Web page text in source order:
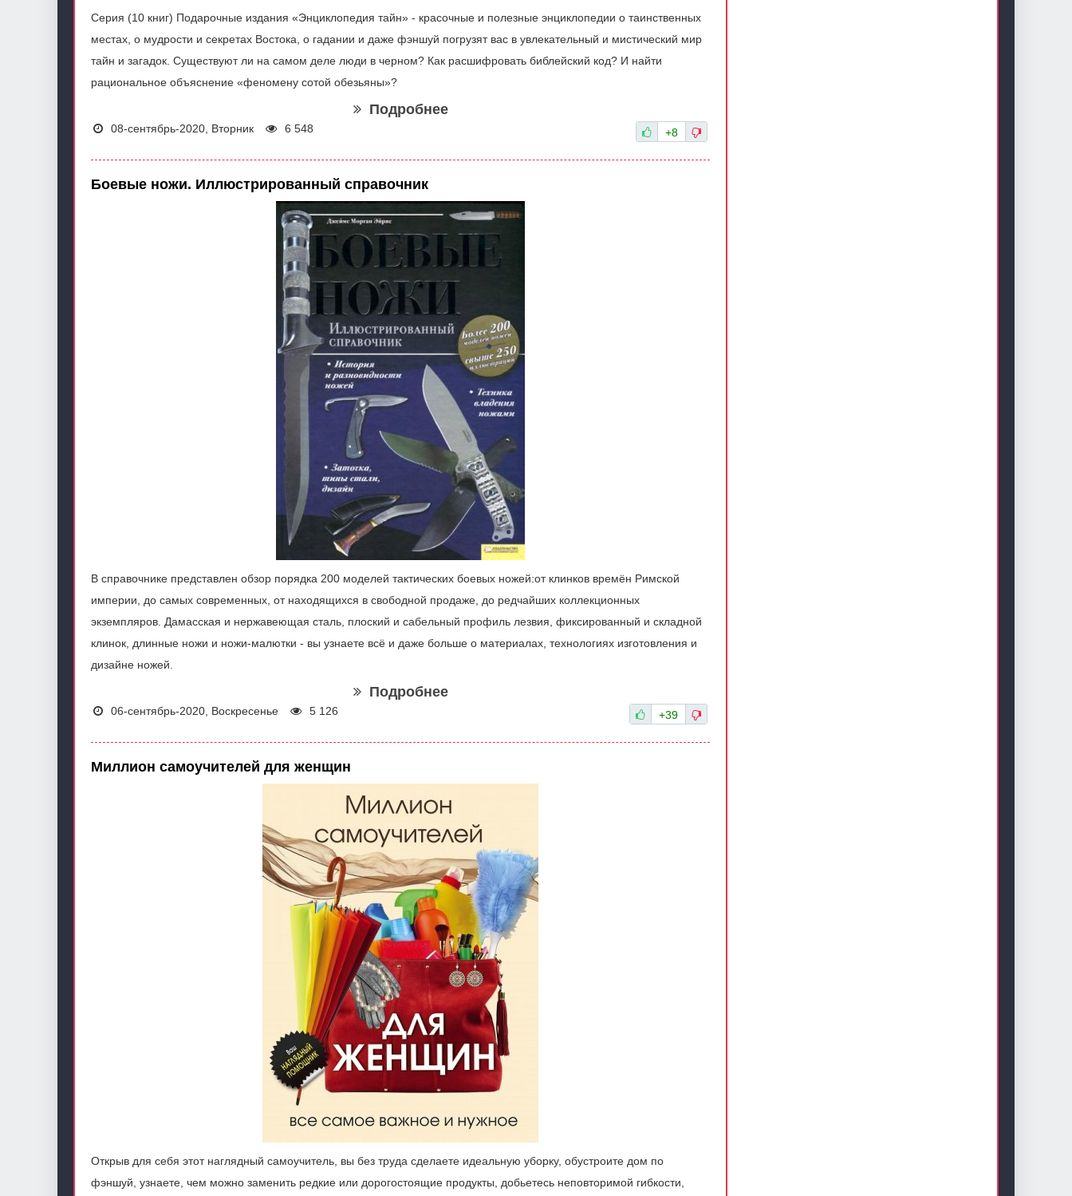
Серия (10 книг) Подарочные издания «Энциклопедия тайн» - красочные и полезные энциклопедии о таинственных
местах, о мудрости и секретах Востока, о гадании и даже фэншуй погрузят вас в увлекательный и мистический мир
тайн и загадок. Существуют ли на самом деле люди в черном? Как расшифровать библейский код? И найти
рациональное объяснение «феномену сотой обезьяны»?
Подробнее
08-сентябрь-2020, Вторник 6 548 +8
Боевые ножи. Иллюстрированный справочник
В справочнике представлен обзор порядка 200 моделей тактических боевых ножей:от клинков времён Римской
империи, до самых современных, от находящихся в свободной продаже, до редчайших коллекционных
экземпляров. Дамасская и нержавеющая сталь, плоский и сабельный профиль лезвия, фиксированный и складной
клинок, длинные ножи и ножи-малютки - вы узнаете всё и даже больше о материалах, технологиях изготовления и
дизайне ножей.
Подробнее
06-сентябрь-2020, Воскресенье 5 126 +39
Миллион самоучителей для женщин
Открыв для себя этот наглядный самоучитель, вы без труда сделаете идеальную уборку, обустроите дом по
фэншуй, узнаете, чем можно заменить редкие или дорогостоящие продукты, добьетесь неповторимой гибкости,